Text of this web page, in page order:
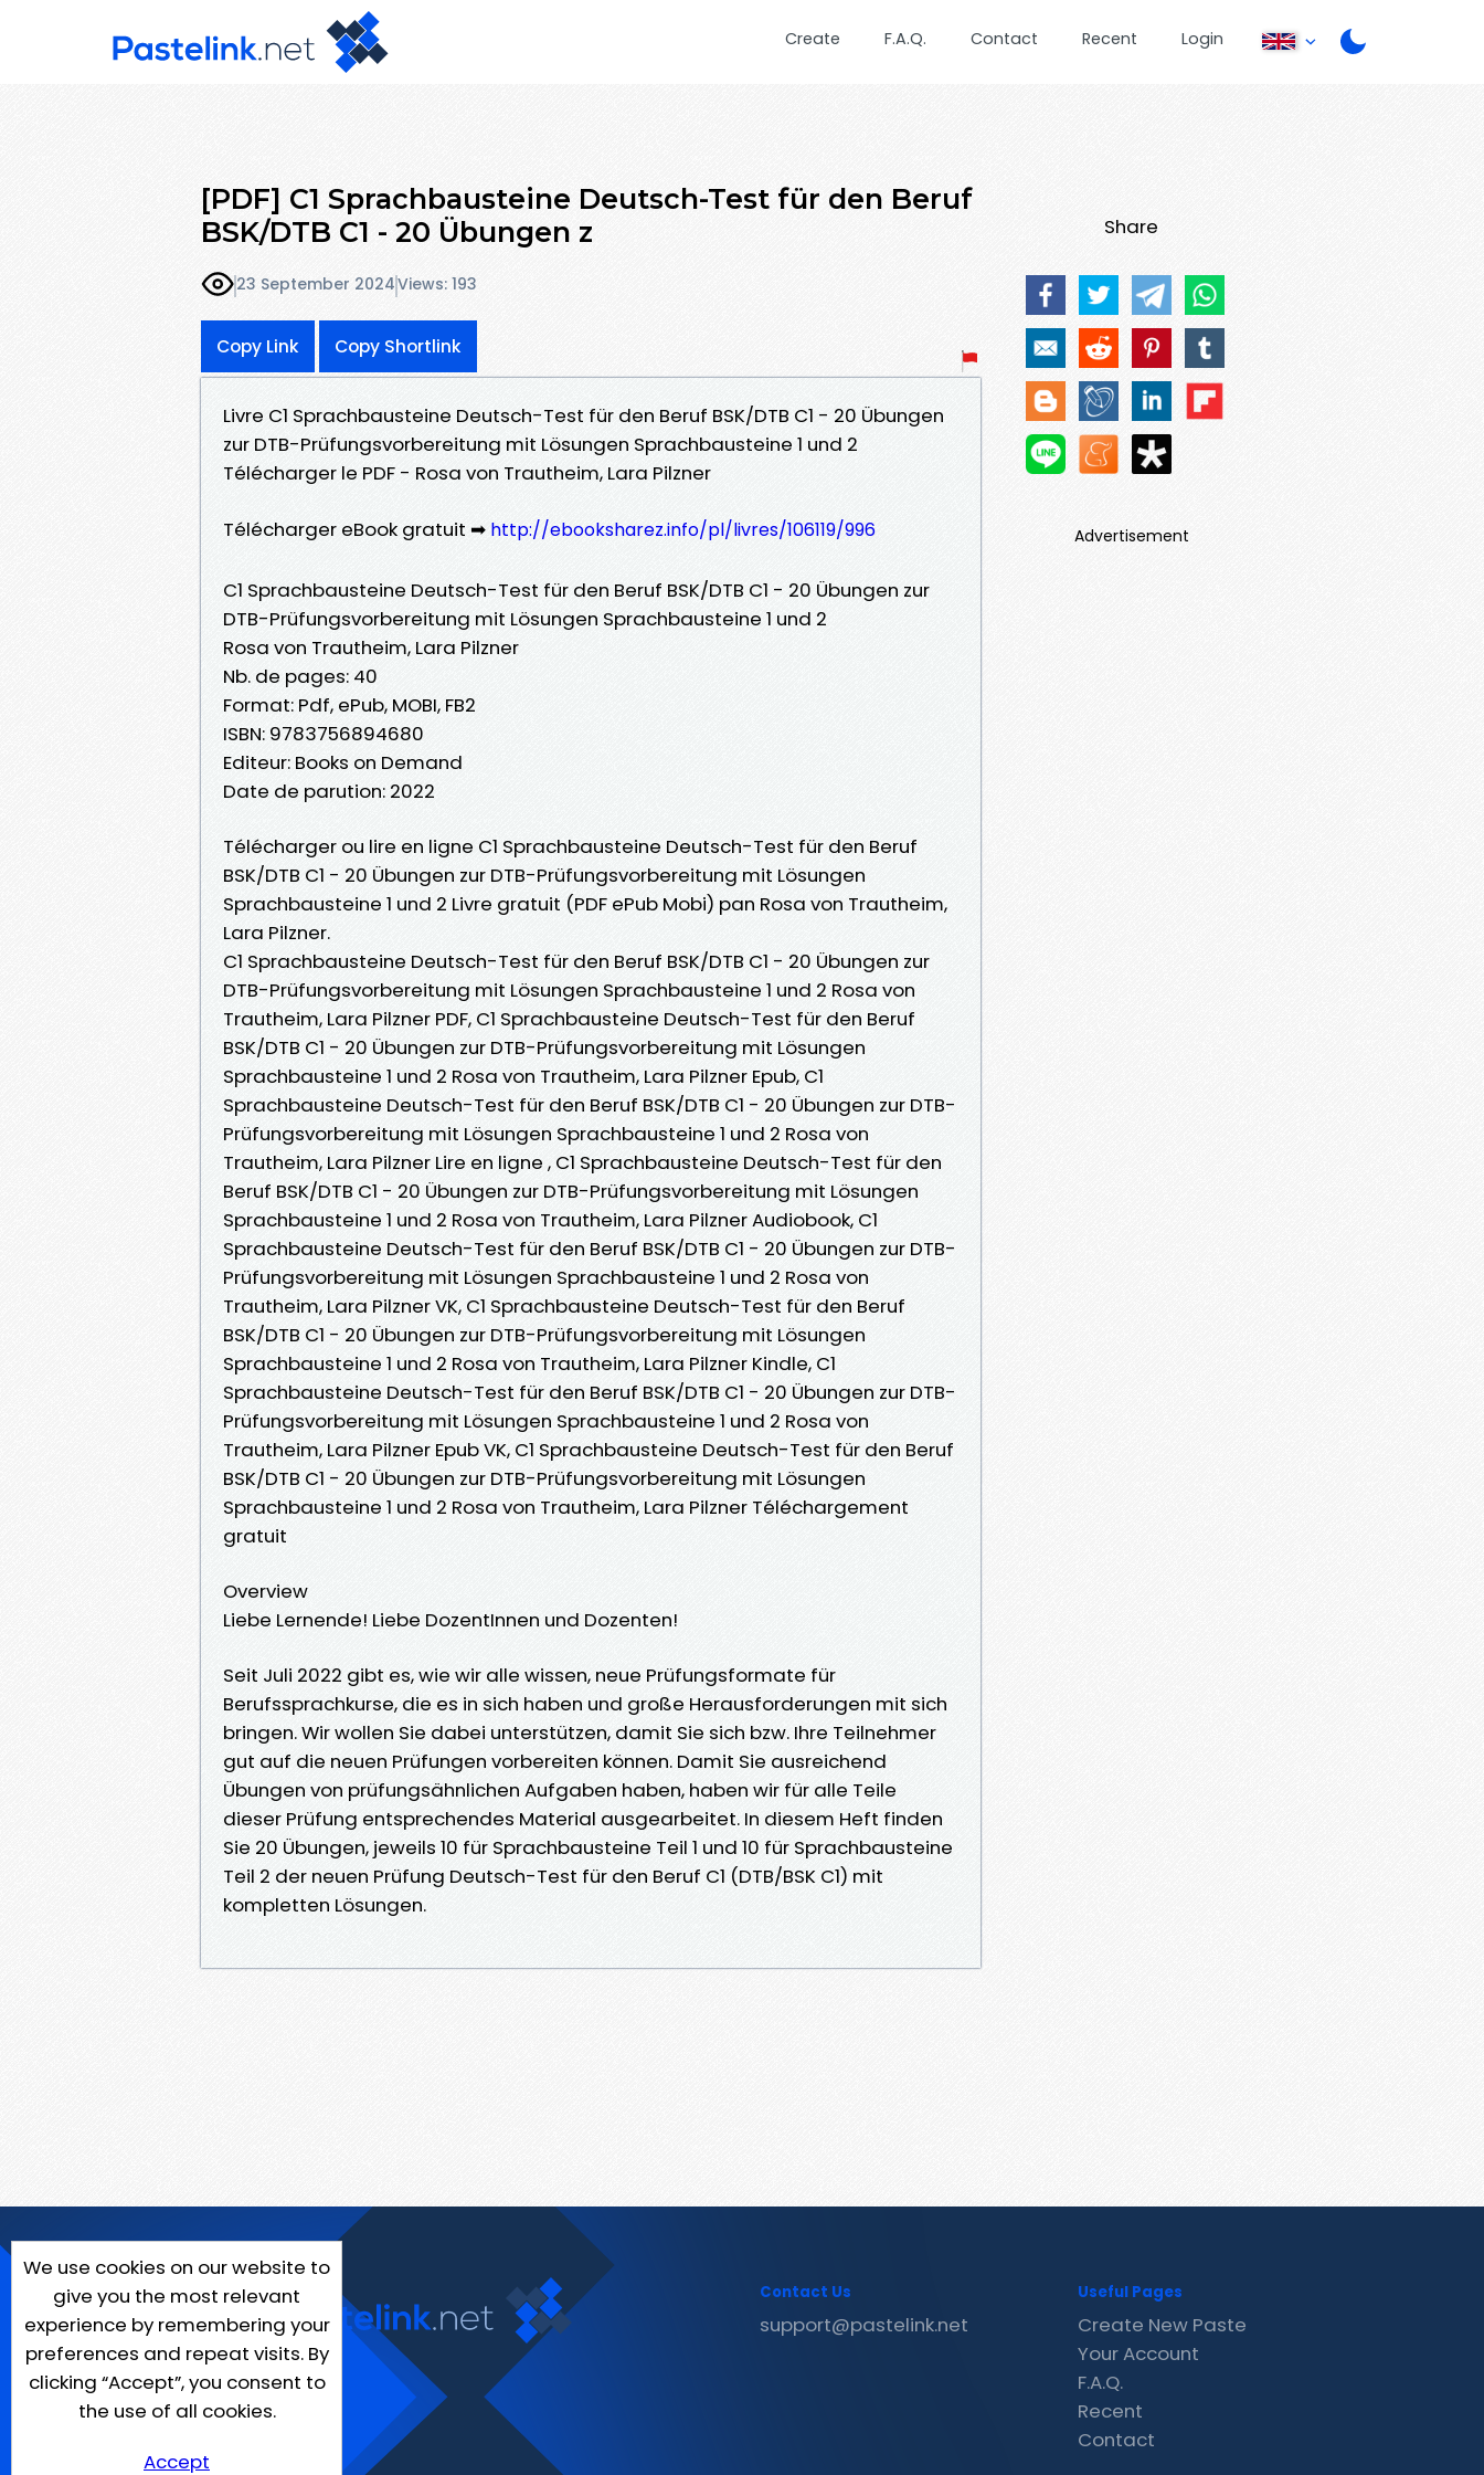
Create F.A.Q. Contact Recent Login
[PDF] C1 Sprachbausteine Deutsch-Test für den Beruf
BSK/DTB C1 - 20 Übungen z
23 September 2024Views: 193
Copy Link Copy Shortlink
Livre C1 Sprachbausteine Deutsch-Test für den Beruf BSK/DTB C1 - 20 Übungen
zur DTB-Prüfungsvorbereitung mit Lösungen Sprachbausteine 1 und 2
Télécharger le PDF - Rosa von Trautheim, Lara Pilzner
Télécharger eBook gratuit ➡ http://ebooksharez.info/pl/livres/106119/996
C1 Sprachbausteine Deutsch-Test für den Beruf BSK/DTB C1 - 20 Übungen zur
DTB-Prüfungsvorbereitung mit Lösungen Sprachbausteine 1 und 2
Rosa von Trautheim, Lara Pilzner
Nb. de pages: 40
Format: Pdf, ePub, MOBI, FB2
ISBN: 9783756894680
Editeur: Books on Demand
Date de parution: 2022
Télécharger ou lire en ligne C1 Sprachbausteine Deutsch-Test für den Beruf
BSK/DTB C1 - 20 Übungen zur DTB-Prüfungsvorbereitung mit Lösungen
Sprachbausteine 1 und 2 Livre gratuit (PDF ePub Mobi) pan Rosa von Trautheim,
Lara Pilzner.
C1 Sprachbausteine Deutsch-Test für den Beruf BSK/DTB C1 - 20 Übungen zur
DTB-Prüfungsvorbereitung mit Lösungen Sprachbausteine 1 und 2 Rosa von
Trautheim, Lara Pilzner PDF, C1 Sprachbausteine Deutsch-Test für den Beruf
BSK/DTB C1 - 20 Übungen zur DTB-Prüfungsvorbereitung mit Lösungen
Sprachbausteine 1 und 2 Rosa von Trautheim, Lara Pilzner Epub, C1
Sprachbausteine Deutsch-Test für den Beruf BSK/DTB C1 - 20 Übungen zur DTB-
Prüfungsvorbereitung mit Lösungen Sprachbausteine 1 und 2 Rosa von
Trautheim, Lara Pilzner Lire en ligne , C1 Sprachbausteine Deutsch-Test für den
Beruf BSK/DTB C1 - 20 Übungen zur DTB-Prüfungsvorbereitung mit Lösungen
Sprachbausteine 1 und 2 Rosa von Trautheim, Lara Pilzner Audiobook, C1
Sprachbausteine Deutsch-Test für den Beruf BSK/DTB C1 - 20 Übungen zur DTB-
Prüfungsvorbereitung mit Lösungen Sprachbausteine 1 und 2 Rosa von
Trautheim, Lara Pilzner VK, C1 Sprachbausteine Deutsch-Test für den Beruf
BSK/DTB C1 - 20 Übungen zur DTB-Prüfungsvorbereitung mit Lösungen
Sprachbausteine 1 und 2 Rosa von Trautheim, Lara Pilzner Kindle, C1
Sprachbausteine Deutsch-Test für den Beruf BSK/DTB C1 - 20 Übungen zur DTB-
Prüfungsvorbereitung mit Lösungen Sprachbausteine 1 und 2 Rosa von
Trautheim, Lara Pilzner Epub VK, C1 Sprachbausteine Deutsch-Test für den Beruf
BSK/DTB C1 - 20 Übungen zur DTB-Prüfungsvorbereitung mit Lösungen
Sprachbausteine 1 und 2 Rosa von Trautheim, Lara Pilzner Téléchargement
gratuit
Overview
Liebe Lernende! Liebe DozentInnen und Dozenten!
Seit Juli 2022 gibt es, wie wir alle wissen, neue Prüfungsformate für
Berufssprachkurse, die es in sich haben und große Herausforderungen mit sich
bringen. Wir wollen Sie dabei unterstützen, damit Sie sich bzw. Ihre Teilnehmer
gut auf die neuen Prüfungen vorbereiten können. Damit Sie ausreichend
Übungen von prüfungsähnlichen Aufgaben haben, haben wir für alle Teile
dieser Prüfung entsprechendes Material ausgearbeitet. In diesem Heft finden
Sie 20 Übungen, jeweils 10 für Sprachbausteine Teil 1 und 10 für Sprachbausteine
Teil 2 der neuen Prüfung Deutsch-Test für den Beruf C1 (DTB/BSK C1) mit
kompletten Lösungen.
Share
Advertisement
We use cookies on our website to
give you the most relevant
experience by remembering your
preferences and repeat visits. By
clicking “Accept”, you consent to
the use of all cookies.
Accept
Contact Us
support@pastelink.net
Useful Pages
Create New Paste
Your Account
F.A.Q.
Recent
Contact